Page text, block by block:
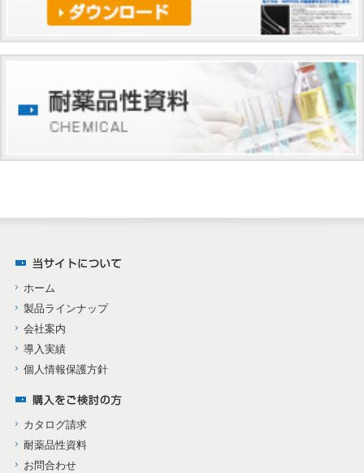
ホーム
製品ラインナップ
会社案内
導入実績
個人情報保護方針
カタログ請求
耐薬品性資料
お問合わせ